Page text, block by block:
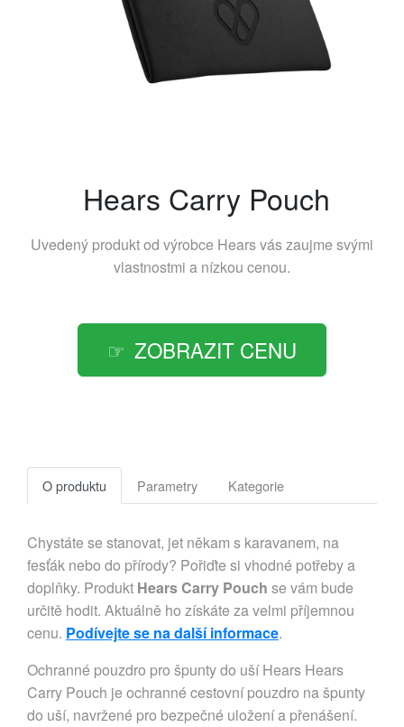
Hears Carry Pouch
Uvedený produkt od výrobce Hearsvás zaujme svými
vlastnostmi a nízkou cenou.
ZOBRAZIT CENU
O produktu Parametry Kategorie
Chystáte se stanovat, jet někam s karavanem, na
fesťák nebo do přírody? Pořiďte si vhodné potřeby a
doplňky. Produkt Hears Carry Pouch se vám bude
určitě hodit. Aktuálně ho získáte za velmi příjemnou
cenu. Podívejte se na další informace.
Ochranné pouzdro pro špunty do uší Hears Hears
Carry Pouch je ochranné cestovní pouzdro na špunty
do uší, navržené pro bezpečné uložení a přenášení.